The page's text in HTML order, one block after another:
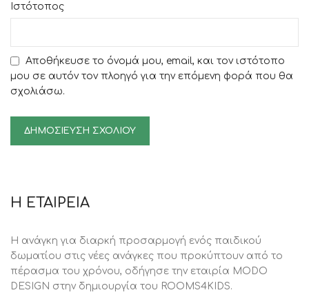
Ιστότοπος
Αποθήκευσε το όνομά μου, email, και τον ιστότοπο
μου σε αυτόν τον πλοηγό για την επόμενη φορά που θα
σχολιάσω.
Η ΕΤΑΙΡΕΙΑ
Η ανάγκη για διαρκή προσαρμογή ενός παιδικού
δωματίου στις νέες ανάγκες που προκύπτουν από το
πέρασμα του χρόνου, oδήγησε την εταιρία MODO
DESIGN στην δημιουργία του ROOMS4KIDS.